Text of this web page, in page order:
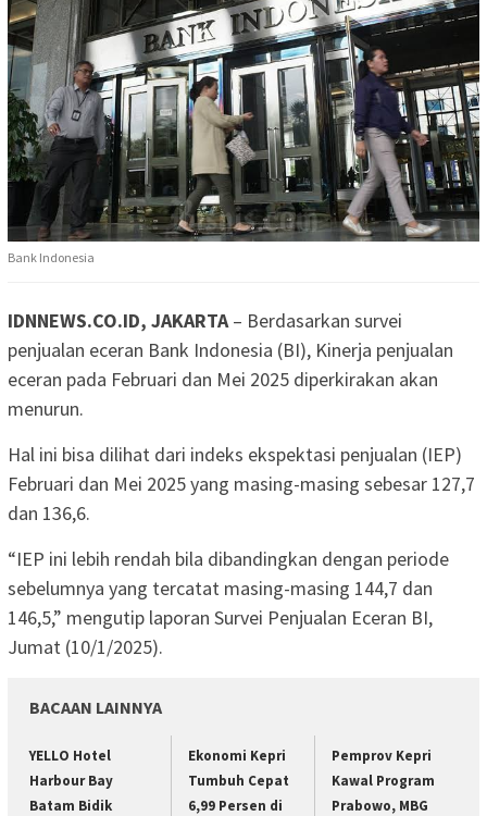
Bank Indonesia
IDNNEWS.CO.ID, JAKARTA– Berdasarkan survei
penjualan eceran Bank Indonesia (BI), Kinerja penjualan
eceran pada Februari dan Mei 2025 diperkirakan akan
menurun.
Hal ini bisa dilihat dari indeks ekspektasi penjualan (IEP)
Februari dan Mei 2025 yang masing-masing sebesar 127,7
dan 136,6.
“IEP ini lebih rendah bila dibandingkan dengan periode
sebelumnya yang tercatat masing-masing 144,7 dan
146,5,” mengutip laporan Survei Penjualan Eceran BI,
Jumat (10/1/2025).
BACAAN LAINNYA
YELLO Hotel
Harbour Bay
Batam Bidik
Ekonomi Kepri
Tumbuh Cepat
6,99 Persen di
Pemprov Kepri
Kawal Program
Prabowo, MBG